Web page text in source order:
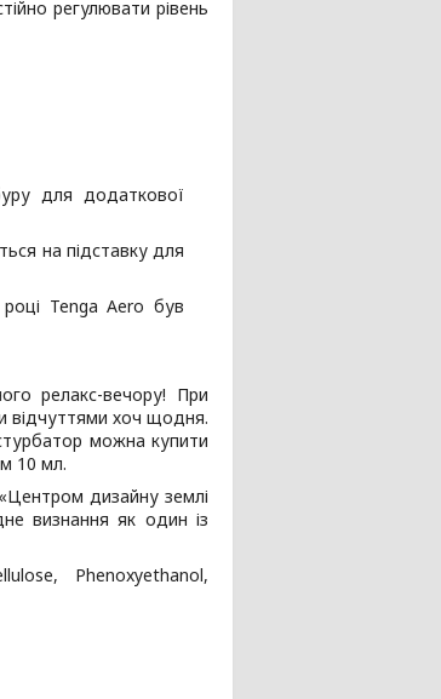
регулювати рівень
для додаткової
на підставку для
Tenga Aero був
релакс-вечору! При
відчуттями хоч щодня.
можна купити
10 мл.
дизайну землі
визнання як один із
Phenoxyethanol,